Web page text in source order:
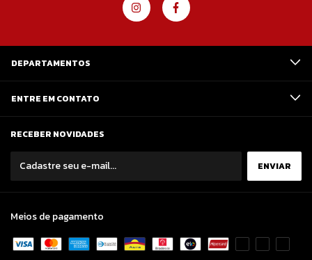
DEPARTAMENTOS
ENTRE EM CONTATO
RECEBER NOVIDADES
Meios de pagamento